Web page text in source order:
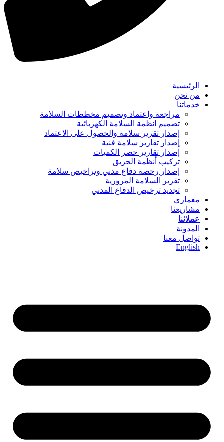
الرئيسية
من نحن
خدماتنا
مراجعة واعتماد وتصميم مخططات السلامة
تصميم انظمة السلامة الكهربائية
إصدار تقرير سلامة والحصول على الاعتماد
إصدار تقارير سلامة فنية
إصدار تقارير حصر الكميات
تركيب أنظمة الحريق
إصدار رخصة دفاع مدني وتراخيص سلامة
تقرير السلامة المرورية
تجديد ترخيص الدفاع المدني
معماري
مشاريعنا
عملائنا
المدونة
تواصل معنا
English